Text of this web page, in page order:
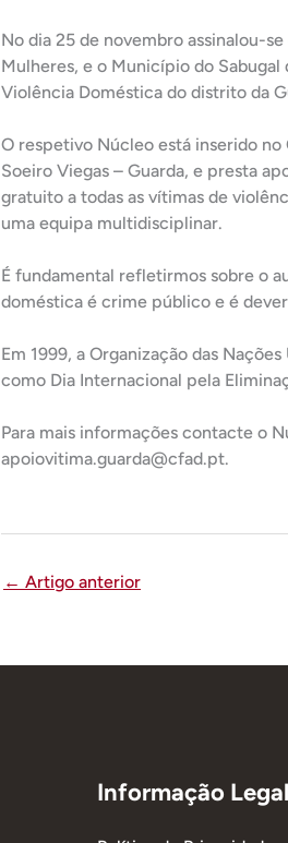
No dia 25 de novembro assinalou-
Mulheres, e o Município do
Violência Doméstica do distrito da
O respetivo Núcleo está inserido
Soeiro Viegas – Guarda, e presta
gratuito a todas as vítimas de
uma equipa multidisciplinar.
É fundamental refletirmos sobre o
doméstica é crime público e é
Em 1999, a Organização das
como Dia Internacional pela
Para mais informações contacte o
apoiovitima.guarda@cfad.pt.
← Artigo anterior
Informação Legal